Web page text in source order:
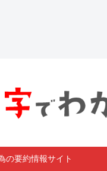
の要約情報サイト